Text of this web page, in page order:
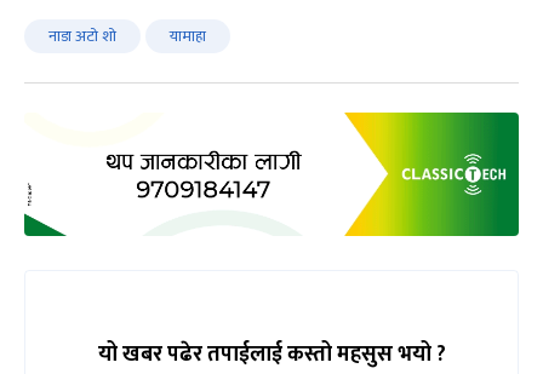
नाडा अटो शो यामाहा
यो खबर पढेर तपाईलाई कस्तो महसुस भयो ?